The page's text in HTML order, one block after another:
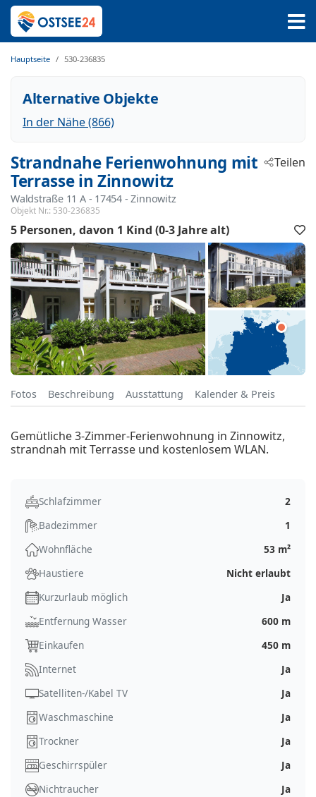
Hauptseite 530-236835
Alternative Objekte
In der Nähe (866)
Strandnahe Ferienwohnung mit
Terrasse in Zinnowitz
Waldstraße 11 A - 17454 - Zinnowitz
Objekt Nr.: 530-236835
Teilen
5 Personen davon 1 Kind (0-3 Jahre alt)
Fotos Beschreibung Ausstattung Kalender & Preis
Gemütliche 3-Zimmer-Ferienwohnung in Zinnowitz,
strandnah mit Terrasse und kostenlosem WLAN.
Schlafzimmer
2
Badezimmer
1
Wohnfläche
53 m²
Haustiere
Nicht erlaubt
Kurzurlaub möglich
Ja
Entfernung Wasser
600 m
Einkaufen
450 m
Internet
Ja
Satelliten-/Kabel TV
Ja
Waschmaschine
Ja
Trockner
Ja
Geschirrspüler
Ja
Nichtraucher
Ja